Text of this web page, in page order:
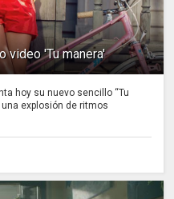
video 'Tu manera'
hoy su nuevo sencillo “Tu
explosión de ritmos